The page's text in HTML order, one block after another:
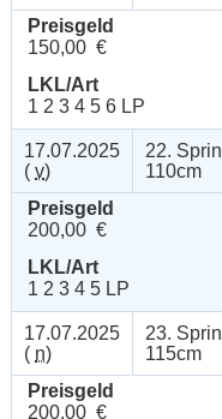
Preisgeld
150,00 €
LKL/Art
1 2 3 4 5 6 LP
17.07.2025
( v)
22.
110cm
Preisgeld
200,00 €
LKL/Art
1 2 3 4 5 LP
17.07.2025
( n)
23.
115cm
Preisgeld
200,00 €